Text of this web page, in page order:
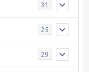
31
25
29